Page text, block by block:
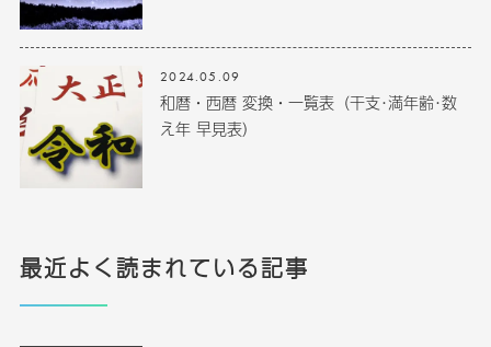
2024.05.09
和暦・西暦 変換・一覧表（干支･満年齢･数
え年 早見表）
最近よく読まれている記事